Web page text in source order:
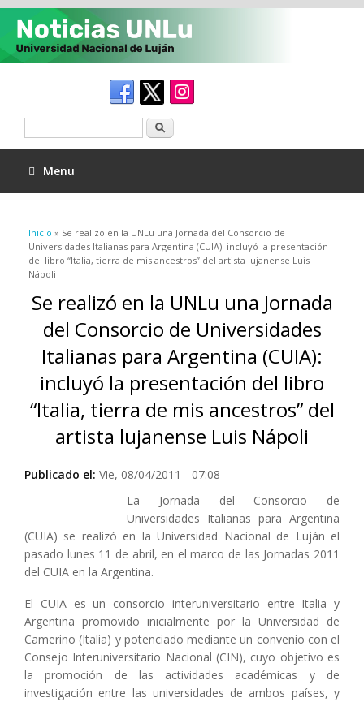
Menu
Se encuentra usted aquí
Inicio » Se realizó en la UNLu una Jornada del Consorcio de
Universidades Italianas para Argentina (CUIA): incluyó la presentación
del libro “Italia, tierra de mis ancestros” del artista lujanense Luis
Nápoli
Se realizó en la UNLu una Jornada
del Consorcio de Universidades
Italianas para Argentina (CUIA):
incluyó la presentación del libro
“Italia, tierra de mis ancestros” del
artista lujanense Luis Nápoli
Publicado el: Vie, 08/04/2011 - 07:08
La Jornada del Consorcio de
Universidades Italianas para Argentina
(CUIA) se realizó en la Universidad Nacional de Luján el
pasado lunes 11 de abril, en el marco de las Jornadas 2011
del CUIA en la Argentina.
El CUIA es un consorcio interuniversitario entre Italia y
Argentina promovido inicialmente por la Universidad de
Camerino (Italia) y potenciado mediante un convenio con el
Consejo Interuniversitario Nacional (CIN), cuyo objetivo es
la promoción de las actividades académicas y de
investigación entre las universidades de ambos países, y